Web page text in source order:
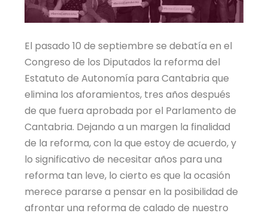
El pasado 10 de septiembre se debatía en el
Congreso de los Diputados la reforma del
Estatuto de Autonomía para Cantabria que
elimina los aforamientos, tres años después
de que fuera aprobada por el Parlamento de
Cantabria. Dejando a un margen la finalidad
de la reforma, con la que estoy de acuerdo, y
lo significativo de necesitar años para una
reforma tan leve, lo cierto es que la ocasión
merece pararse a pensar en la posibilidad de
afrontar una reforma de calado de nuestro